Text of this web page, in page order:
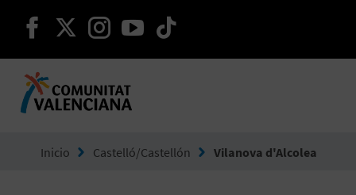
seguir en facebook
seguir en twitter
seguir en instagram
seguir en youtube
Inicio Castelló/Castellón Vilanova d'Alcolea